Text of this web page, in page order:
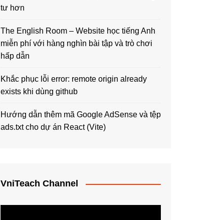
tư hơn
The English Room – Website học tiếng Anh
miễn phí với hàng nghìn bài tập và trò chơi
hấp dẫn
Khắc phục lỗi error: remote origin already
exists khi dùng github
Hướng dẫn thêm mã Google AdSense và tệp
ads.txt cho dự án React (Vite)
VniTeach Channel